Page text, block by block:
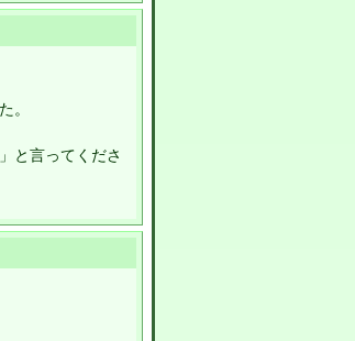
。
と言ってくださ